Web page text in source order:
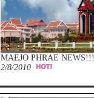
MAEJO PHRAE
2/8/2010